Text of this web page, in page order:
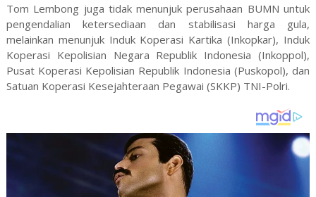
Tom Lembong juga tidak menunjuk perusahaan BUMN untuk
pengendalian ketersediaan dan stabilisasi harga gula,
melainkan menunjuk Induk Koperasi Kartika (Inkopkar), Induk
Koperasi Kepolisian Negara Republik Indonesia (Inkoppol),
Pusat Koperasi Kepolisian Republik Indonesia (Puskopol), dan
Satuan Koperasi Kesejahteraan Pegawai (SKKP) TNI-Polri.